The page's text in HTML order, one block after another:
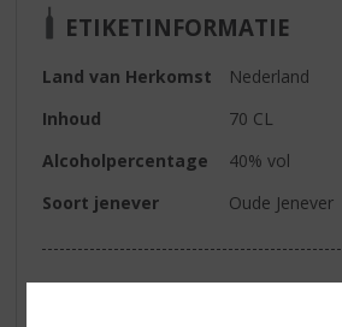
ETIKETINFORMATIE
Land van Herkomst
Nederland
Inhoud
70 CL
Alcoholpercentage
40% vol
Soort jenever
Oude Jenever
Reviews